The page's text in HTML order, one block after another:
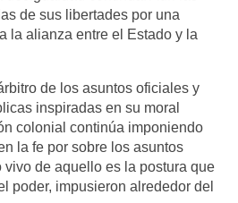
de sus libertades por una
la alianza entre el Estado y la
de los asuntos oficiales y
inspiradas en su moral
colonial continúa imponiendo
la fe por sobre los asuntos
de aquello es la postura que
poder, impusieron alrededor del